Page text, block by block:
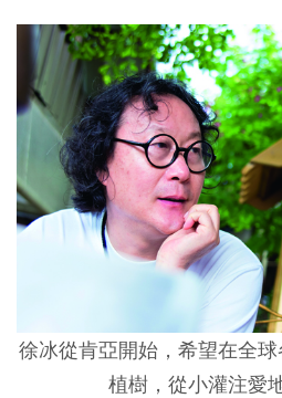
徐冰從肯亞開始，希望在全球
植樹，從小灌注愛